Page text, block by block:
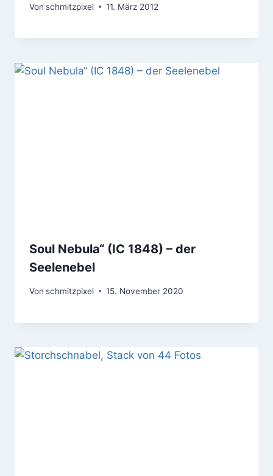
Von schmitzpixel 11. März 2012
Soul Nebula“ (IC 1848) – der
Seelenebel
Von schmitzpixel 15. November 2020